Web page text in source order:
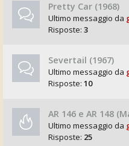
Pretty Car (1968)
Ultimo messaggio da
Risposte: 3
Severtail (1967)
Ultimo messaggio da
Risposte: 10
AR 146 e AR 148
Ultimo messaggio da
Risposte: 25